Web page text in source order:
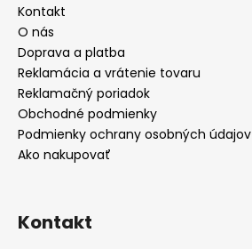
Kontakt
O nás
Doprava a platba
Reklamácia a vrátenie tovaru
Reklamačný poriadok
Obchodné podmienky
Podmienky ochrany osobných údajov
Ako nakupovať
Kontakt